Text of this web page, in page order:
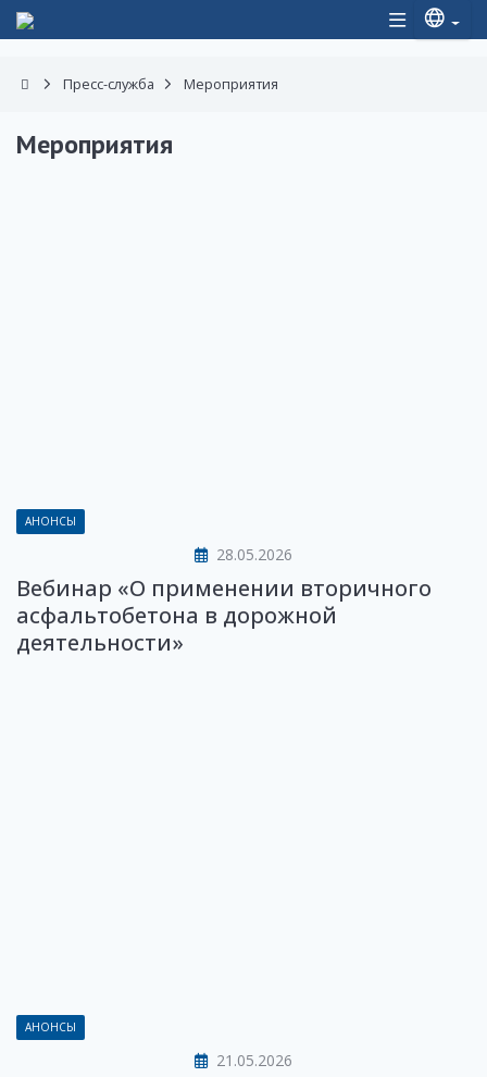
Пресс-служба Мероприятия
Мероприятия
АНОНСЫ
28.05.2026
Вебинар «О применении вторичного
асфальтобетона в дорожной
деятельности»
АНОНСЫ
21.05.2026